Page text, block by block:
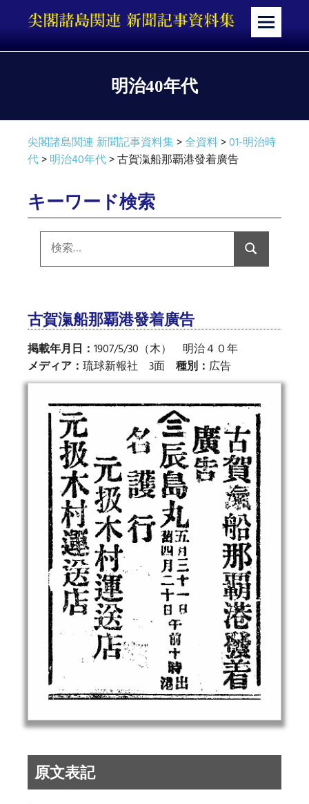
テ
メ
明治40年代
尖閣諸島関連 新聞記事資料集>全資料>01-明治時
代>明治40年代>古賀滊船那覇港發着廣告
キーワード検索
索:
検
索
古賀滊船那覇港發着廣告
掲載年月日： 1907/5/30（木） 明治４０年
メディア： 琉球新報社 3面 種別： 広告
原文表記